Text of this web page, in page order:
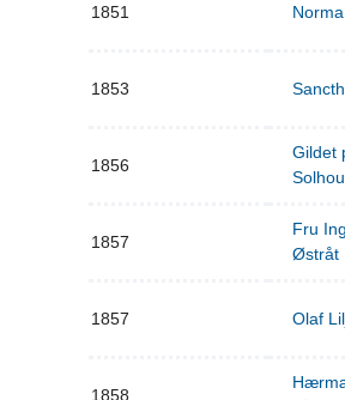
1851 Norma
1853
1856
Gildet
1857
Fru
Østråt
1857 Olaf
1858